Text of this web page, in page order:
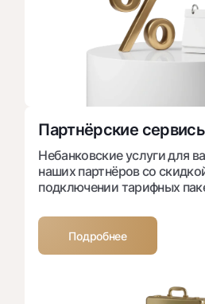
Партнёрские
Небанковские услуги для
наших партнёров со
подключении тарифных
Подробнее